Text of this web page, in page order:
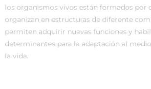
los organismos vivos están formados por
organizan en estructuras de diferente
permiten adquirir nuevas funciones y
determinantes para la adaptación al
la vida.